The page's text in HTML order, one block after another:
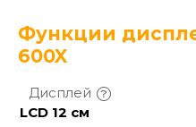
Функции
600X
Дисплей
LCD 12 см